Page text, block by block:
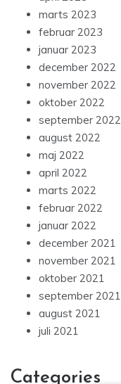
marts 2023
februar 2023
januar 2023
december 2022
november 2022
oktober 2022
september 2022
august 2022
maj 2022
april 2022
marts 2022
februar 2022
januar 2022
december 2021
november 2021
oktober 2021
september 2021
august 2021
juli 2021
Categories